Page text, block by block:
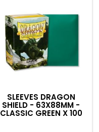
SLEEVES DRAGON
SHIELD - 63X88MM -
CLASSIC GREEN X 100